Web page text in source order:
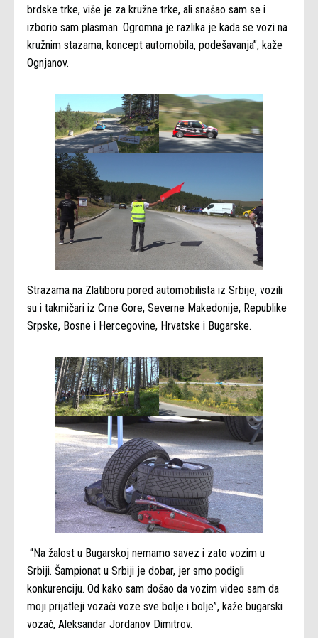
brdske trke, više je za kružne trke, ali snašao sam se i
izborio sam plasman. Ogromna je razlika je kada se vozi na
kružnim stazama, koncept automobila, podešavanja”, kaže
Ognjanov.
Strazama na Zlatiboru pored automobilista iz Srbije, vozili
su i takmičari iz Crne Gore, Severne Makedonije, Republike
Srpske, Bosne i Hercegovine, Hrvatske i Bugarske.
“Na žalost u Bugarskoj nemamo savez i zato vozim u
Srbiji. Šampionat u Srbiji je dobar, jer smo podigli
konkurenciju. Od kako sam došao da vozim video sam da
moji prijatleji vozači voze sve bolje i bolje”, kaže bugarski
vozač, Aleksandar Jordanov Dimitrov.